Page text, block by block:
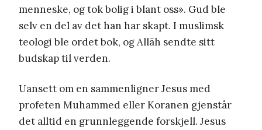
menneske, og tok bolig i blant oss». Gud ble
selv en del av det han har skapt. I muslimsk
teologi ble ordet bok, og Allãh sendte sitt
budskap til verden.
Uansett om en sammenligner Jesus med
profeten Muhammed eller Koranen gjenstår
det alltid en grunnleggende forskjell. Jesus